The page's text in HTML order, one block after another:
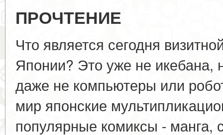
ПРОЧТЕНИЕ
Что является сегодня
Японии? Это уже не икебана,
даже не компьютеры или
мир японские
популярные комиксы - манга,